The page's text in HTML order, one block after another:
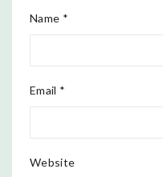
Name *
Email *
Website